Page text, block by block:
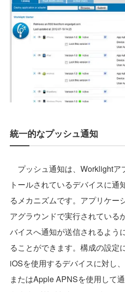
統一的なプッシュ通知
プッシュ通知は、Worklightア
トールされているデバイスに通
るメカニズムです。アプリケー
アグラウンドで実行されている
バイスへ通知が送信されるよう
ることができます。構成の設定
iOSを使用するデバイスに対し
またはApple APNSを使用して